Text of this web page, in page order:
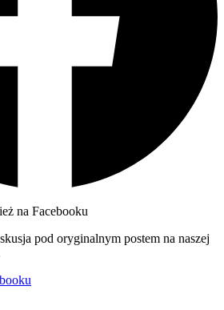
na Facebooku
pod oryginalnym postem na naszej